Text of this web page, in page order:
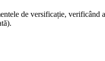
de versificație,